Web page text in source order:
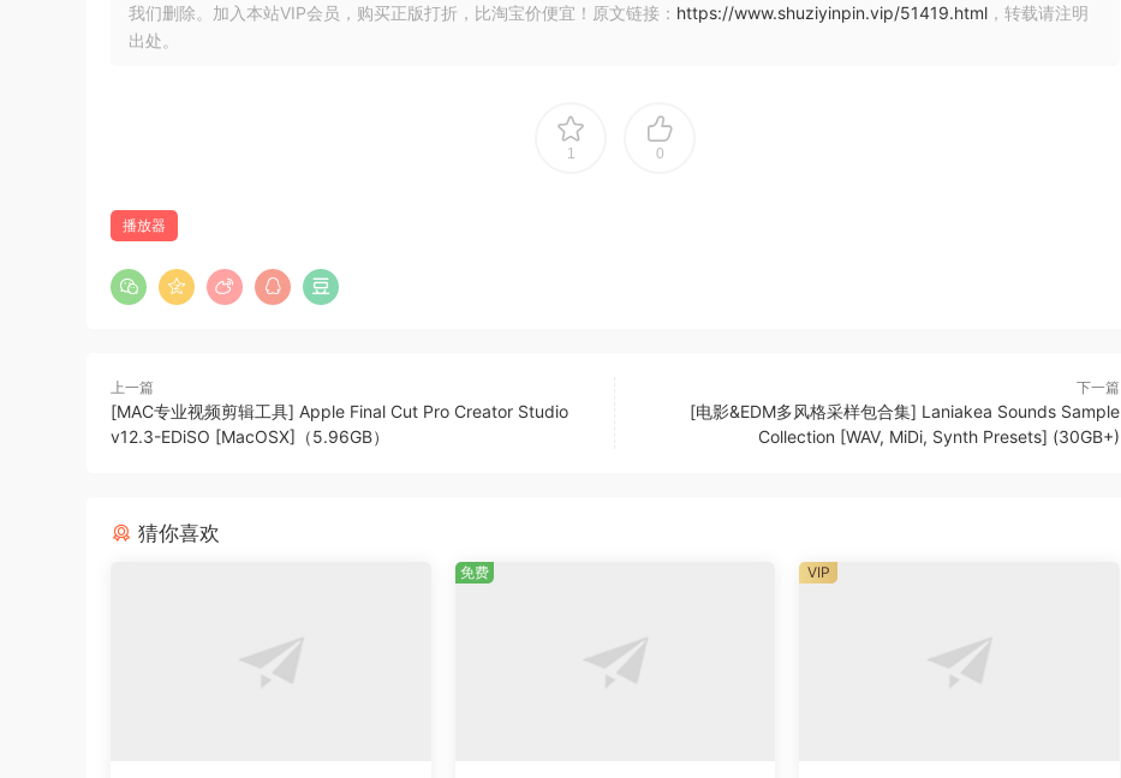
高度表示峰值出现在其上方的音符的强度。这并非分析和弦的灵丹妙药，但它可以成为非常有用的信息来源。
的速度保存它们，或者指示 Transcribe! 播放具有各种效果的各种声音文件。
Transcribe! 提供各种音频处理效果（减速、音高变化、均衡器滤波等），旨在帮助您进行转录。这些效果均“实时”运
行。这意味着没有预处理或其他等待，处理是在播放时即时进行的，您可以立即听到 EQ 等变化的效果。例如，如果您
The Transcribe! application is an assistant for people who want to work out a piece of music from a
recording, in order to write it out, or play it themselves, or both. It doesn’t do the transcribing for you, but it is
store and recall any number of named loops. So you can practice in all keys, and you can speed up as well as
我们删除。加入本站VIP会员，购买正版打折，比淘宝价便宜！原文链接： https://www.shuziyinpin.vip/51419.html ，转载请注明
出处。
1 0
播放器
上一篇
[MAC专业视频剪辑工具] Apple Final Cut Pro Creator Studio
v12.3-EDiSO [MacOSX]（5.96GB）
下一篇
[电影&EDM多风格采样包合集] Laniakea Sounds Sample
Collection [WAV, MiDi, Synth Presets] (30GB+)
猜你喜欢
免费 VIP